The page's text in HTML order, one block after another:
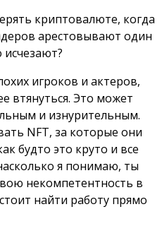
криптовалюте, когда
арестовывают один
исчезают?
игроков и актеров,
втянуться. Это может
и изнурительным.
NFT, за которые они
будто это круто и все
я понимаю, ты
некомпетентность в
найти работу прямо